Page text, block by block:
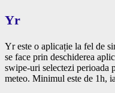
Yr
Yr este o aplicație la fel de
se face prin deschiderea
swipe-uri selectezi perioada
meteo. Minimul este de 1h,